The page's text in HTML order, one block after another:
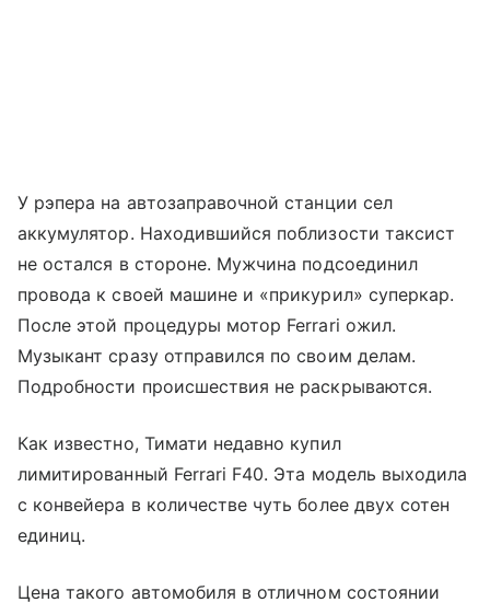
У рэпера на автозаправочной станции сел
аккумулятор. Находившийся поблизости таксист
не остался в стороне. Мужчина подсоединил
провода к своей машине и «прикурил» суперкар.
После этой процедуры мотор Ferrari ожил.
Музыкант сразу отправился по своим делам.
Подробности происшествия не раскрываются.
Как известно, Тимати недавно купил
лимитированный Ferrari F40. Эта модель выходила
с конвейера в количестве чуть более двух сотен
единиц.
Цена такого автомобиля в отличном состоянии